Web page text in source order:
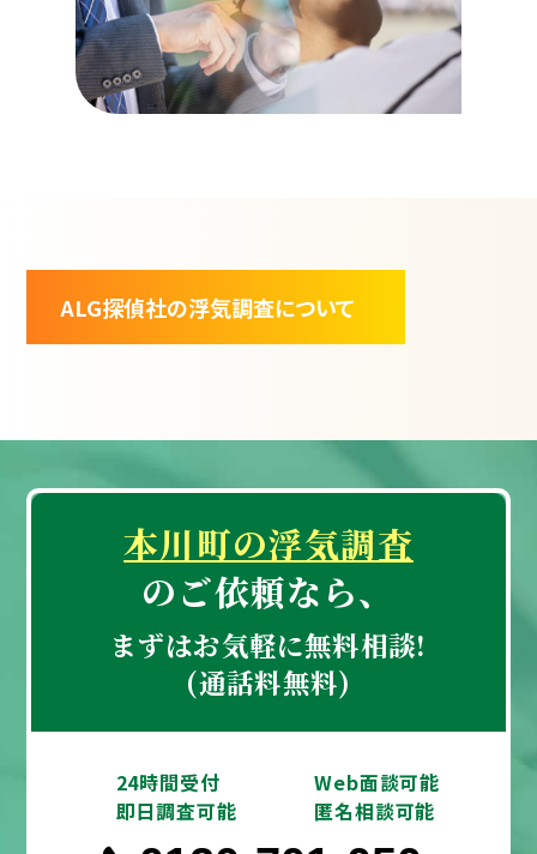
ALG探偵社の浮気調査について
本川町の浮気調査
のご依頼なら、
まずはお気軽に無料相談!
(通話料無料)
24時間受付
Web面談可能
即日調査可能
匿名相談可能